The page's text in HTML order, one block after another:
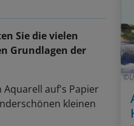
Sie die vielen
Grundlagen der
auf's Papier
kleinen